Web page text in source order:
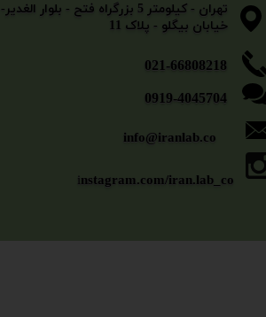
​​​​​021-66808218
0919-4045704
​​​​​​​تهران - کیلومتر 5 بزرگراه فتح -
خیابان بیگلو - پلاک 11
info@iranlab.co
instagram.com/iran.lab_co